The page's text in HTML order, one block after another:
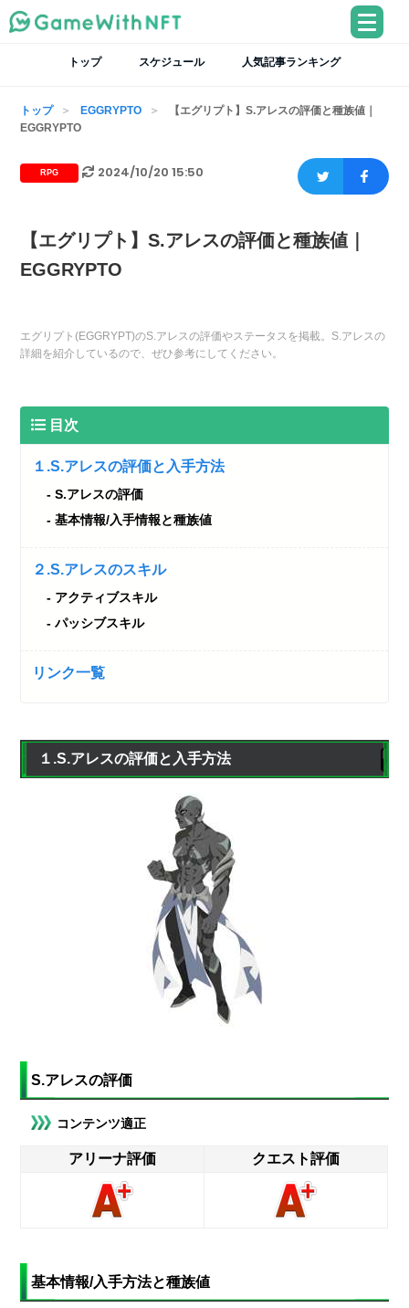
トップ スケジュール 人気記事ランキング
トップ EGGRYPTO
【エグリプト】S.アレスの評価と種族値｜
EGGRYPTO
RPG 2024/10/20 15:50
【エグリプト】S.アレスの評価と種族値｜
EGGRYPTO
エグリプト(EGGRYPT)のS.アレスの評価やステータスを掲載。S.アレスの
詳細を紹介しているので、ぜひ参考にしてください。
目次
１.S.アレスの評価と入手方法
S.アレスの評価
基本情報/入手情報と種族値
２.S.アレスのスキル
アクティブスキル
パッシブスキル
リンク一覧
１.S.アレスの評価と入手方法
S.アレスの評価
コンテンツ適正
アリーナ評価 クエスト評価
基本情報/入手方法と種族値